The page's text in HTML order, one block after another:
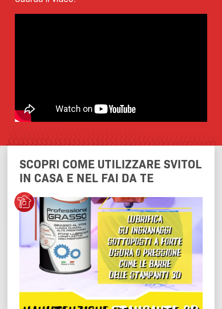
TROVA NEGOZIO
SCOPRI COME UTILIZZARE SVITOL
IN CASA E NEL FAI DA TE